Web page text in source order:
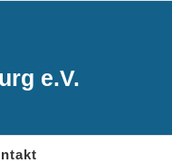
e.V.